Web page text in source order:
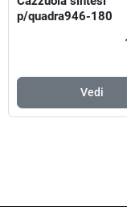
p/quadra946-180
Vedi